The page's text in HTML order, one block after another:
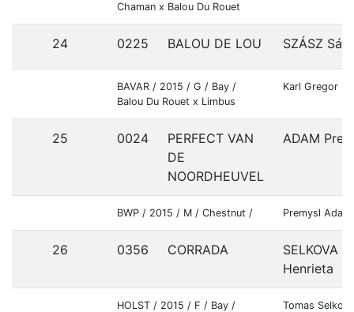
Chaman x Balou Du Rouet
24 0225 BALOU DE LOU SZÁSZ
BAVAR / 2015 / G / Bay /
Balou Du Rouet x Limbus
Karl Gregor
25 0024
PERFECT VAN
DE
NOORDHEUVEL
ADAM
BWP / 2015 / M / Chestnut / Premysl
26 0356 CORRADA
SELKOVA
Henrieta
HOLST / 2015 / F / Bay / Tomas Selko